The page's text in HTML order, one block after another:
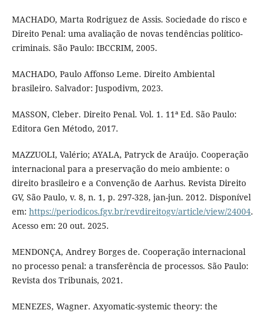
MACHADO, Marta Rodriguez de Assis. Sociedade do risco e
Direito Penal: uma avaliação de novas tendências político-
criminais. São Paulo: IBCCRIM, 2005.
MACHADO, Paulo Affonso Leme. Direito Ambiental
brasileiro. Salvador: Juspodivm, 2023.
MASSON, Cleber. Direito Penal. Vol. 1. 11ª Ed. São Paulo:
Editora Gen Método, 2017.
MAZZUOLI, Valério; AYALA, Patryck de Araújo. Cooperação
internacional para a preservação do meio ambiente: o
direito brasileiro e a Convenção de Aarhus. Revista Direito
GV, São Paulo, v. 8, n. 1, p. 297-328, jan-jun. 2012. Disponível
em: https://periodicos.fgv.br/revdireitogv/article/view/24004.
Acesso em: 20 out. 2025.
MENDONÇA, Andrey Borges de. Cooperação internacional
no processo penal: a transferência de processos. São Paulo:
Revista dos Tribunais, 2021.
MENEZES, Wagner. Axyomatic-systemic theory: the